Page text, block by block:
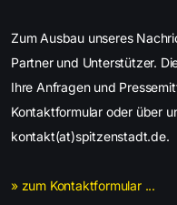
Zum Ausbau unseres
Partner und Unterstützer.
Ihre Anfragen und
Kontaktformular oder über
kontakt(at)spitzenstadt.de.
» zum Kontaktformular ...